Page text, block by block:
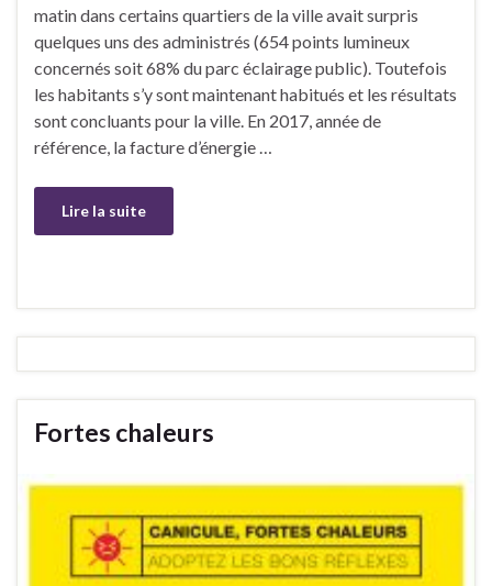
matin dans certains quartiers de la ville avait surpris
quelques uns des administrés (654 points lumineux
concernés soit 68% du parc éclairage public). Toutefois
les habitants s’y sont maintenant habitués et les résultats
sont concluants pour la ville. En 2017, année de
référence, la facture d’énergie …
Lire la suite
Fortes chaleurs